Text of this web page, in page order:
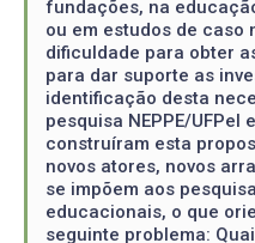
fundações, na
ou em estudos de caso
dificuldade para obter
para dar suporte as
identificação desta
pesquisa NEPPE/UFPel
construíram esta
novos atores, novos
se impõem aos
educacionais, o que
seguinte problema: